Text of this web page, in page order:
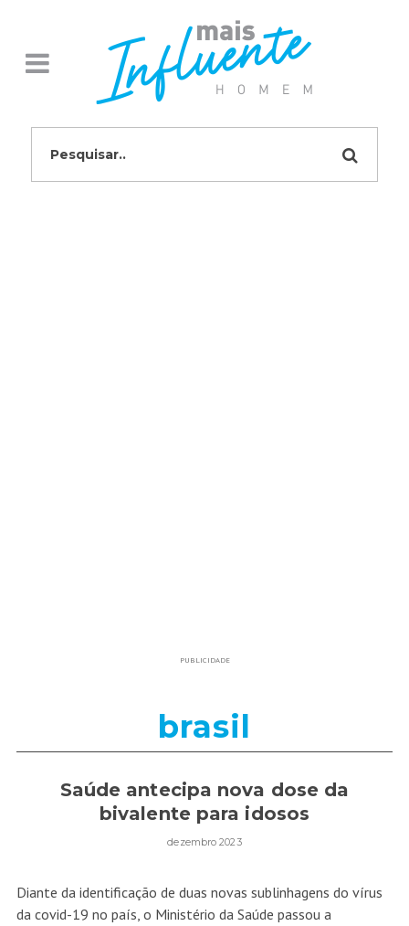
PUBLICIDADE
brasil
Saúde antecipa nova dose da
bivalente para idosos
dezembro 2023
Diante da identificação de duas novas sublinhagens do vírus
da covid-19 no país, o Ministério da Saúde passou a